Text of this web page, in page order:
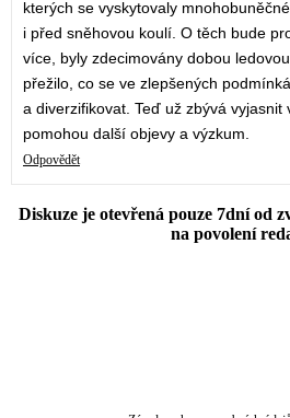
kterých se vyskytovaly
i před sněhovou koulí. O těch bude
více, byly zdecimovány dobou
přežilo, co se ve zlepšených
a diverzifikovat. Teď už zbývá vyjasnit
pomohou další objevy a výzkum.
Odpovědět
Diskuze je otevřená pouze 7dní od
na povolení